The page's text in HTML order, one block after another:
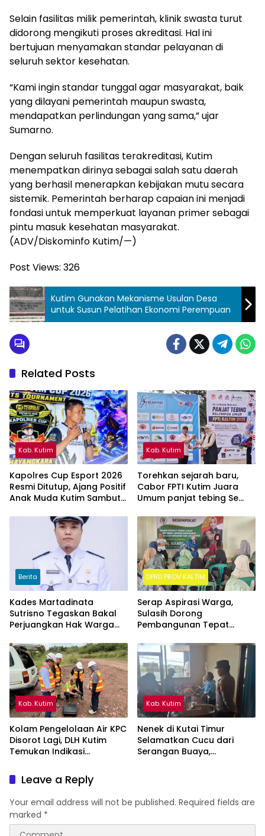
Selain fasilitas milik pemerintah, klinik swasta turut
didorong mengikuti proses akreditasi. Hal ini
bertujuan menyamakan standar pelayanan di
seluruh sektor kesehatan.
“Kami ingin standar tunggal agar masyarakat, baik
yang dilayani pemerintah maupun swasta,
mendapatkan perlindungan yang sama,” ujar
Sumarno.
Dengan seluruh fasilitas terakreditasi, Kutim
menempatkan dirinya sebagai salah satu daerah
yang berhasil menerapkan kebijakan mutu secara
sistemik. Pemerintah berharap capaian ini menjadi
fondasi untuk memperkuat layanan primer sebagai
pintu masuk kesehatan masyarakat.
(ADV/Diskominfo Kutim/—)
Post Views: 326
Kutim Gunakan Mekanisme Usulan Desa
untuk Susun Pelatihan Ekonomi Perempuan
Related Posts
Kab. Kutim
Kapolres Cup Esport 2026
Resmi Ditutup, Ajang Positif
Anak Muda Kutim Sambut
Kab. Kutim
Torehkan sejarah baru,
Cabor FPTI Kutim Juara
Umum panjat tebing Se
Berita
Kades Martadinata
Sutrisno Tegaskan Bakal
Perjuangkan Hak Warga
Kutim
DPRD PROV KALTIM
Serap Aspirasi Warga,
Sulasih Dorong
Pembangunan Tepat
Kab. Kutim
Kolam Pengelolaan Air KPC
Disorot Lagi, DLH Kutim
Temukan Indikasi
Kab. Kutim
Nenek di Kutai Timur
Selamatkan Cucu dari
Serangan Buaya,
Leave a Reply
Your email address will not be published. Required fields are
marked *